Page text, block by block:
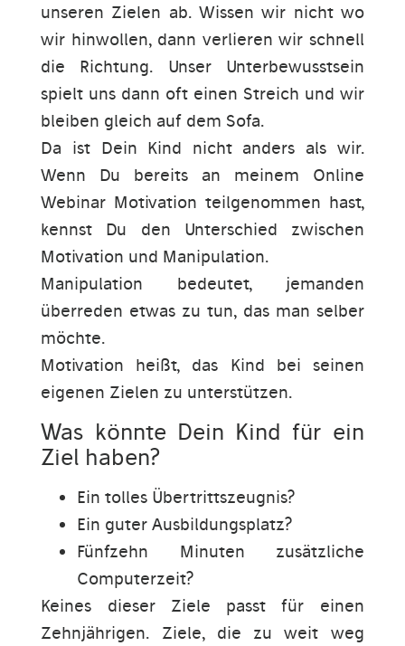
unseren Zielen ab. Wissen wir nicht wo
wir hinwollen, dann verlieren wir schnell
die Richtung. Unser Unterbewusstsein
spielt uns dann oft einen Streich und wir
bleiben gleich auf dem Sofa.
Da ist Dein Kind nicht anders als wir.
Wenn Du bereits an meinem Online
Webinar Motivation teilgenommen hast,
kennst Du den Unterschied zwischen
Motivation und Manipulation.
Manipulation bedeutet, jemanden
überreden etwas zu tun, das man selber
möchte.
Motivation heißt, das Kind bei seinen
eigenen Zielen zu unterstützen.
Was könnte Dein Kind für ein
Ziel haben?
Ein tolles Übertrittszeugnis?
Ein guter Ausbildungsplatz?
Fünfzehn Minuten zusätzliche
Computerzeit?
Keines dieser Ziele passt für einen
Zehnjährigen. Ziele, die zu weit weg